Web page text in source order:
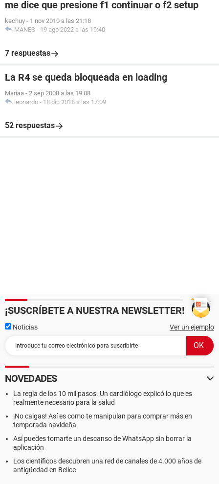
me dice que presione f1 continuar o f2 setup
kechuy - 1 nov 2010 a las 21:18
MANES - 19 ago 2022 a las 19:40
7 respuestas
La R4 se queda bloqueada en loading
Mariaa - 2 sep 2008 a las 19:08
leonardo - 18 dic 2018 a las 17:09
52 respuestas
¡SUSCRÍBETE A NUESTRA NEWSLETTER!
Noticias Ver un ejemplo
NOVEDADES
La regla de los 10 mil pasos. Un cardiólogo explicó lo que es
realmente necesario para la salud
¡No caigas! Así es como te manipulan para comprar más en
temporada navideña
Así puedes tomarte un descanso de WhatsApp sin borrar la
aplicación
Los científicos descubren una red de canales de 4.000 años de
antigüedad en Belice